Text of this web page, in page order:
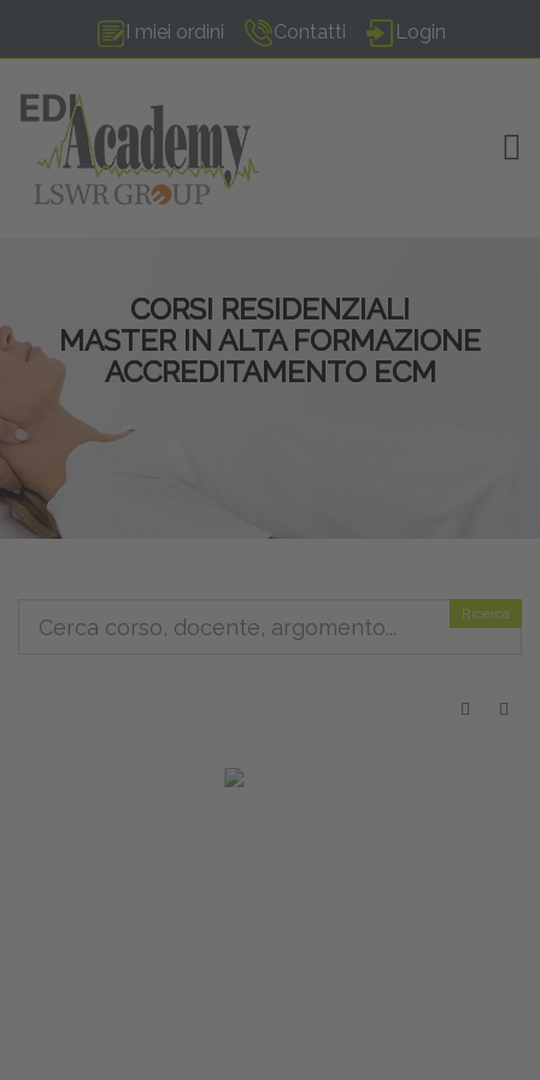
I miei ordini Contatti Login
CORSI RESIDENZIALI
MASTER IN ALTA FORMAZIONE
ACCREDITAMENTO ECM
Ricerca